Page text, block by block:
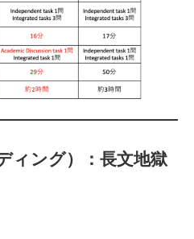
ィング）：長文地獄